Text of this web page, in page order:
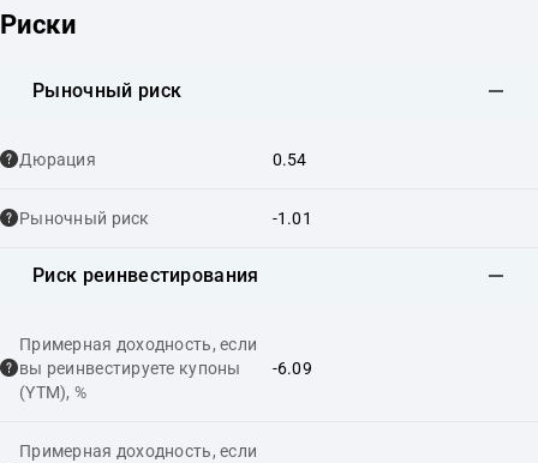
Риски
Рыночный риск
Дюрация 0.54
Рыночный риск -1.01
Риск реинвестирования
Примерная доходность, если
вы реинвестируете купоны
(YTM), %
-6.09
Примерная доходность, если